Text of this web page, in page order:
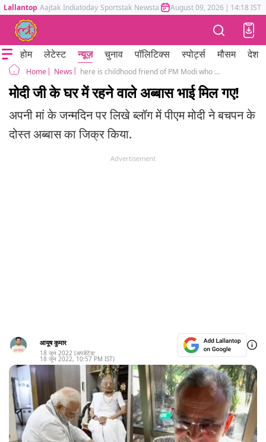
Lallantop Aajtak Indiatoday Sportstak Newstak Mumbai Tak Astrotak
August 09, 2026 | 14:18 IST
होम लेटेस्ट न्यूज़ चुनाव पॉलिटिक्स स्पोर्ट्स मौसम देश
Home News here is childhood friend of PM Modi who once lived in his house
मोदी जी के घर में रहने वाले अब्बास भाई मिल गए!
अपनी मां के जन्मदिन पर लिखे ब्लॉग में पीएम मोदी ने बचपन के
दोस्त अब्बास का जिक्र किया.
Advertisement
आयूष कुमार
18 जून 2022 (अपडेटेड:
18 जून 2022, 10:57 PM IST)